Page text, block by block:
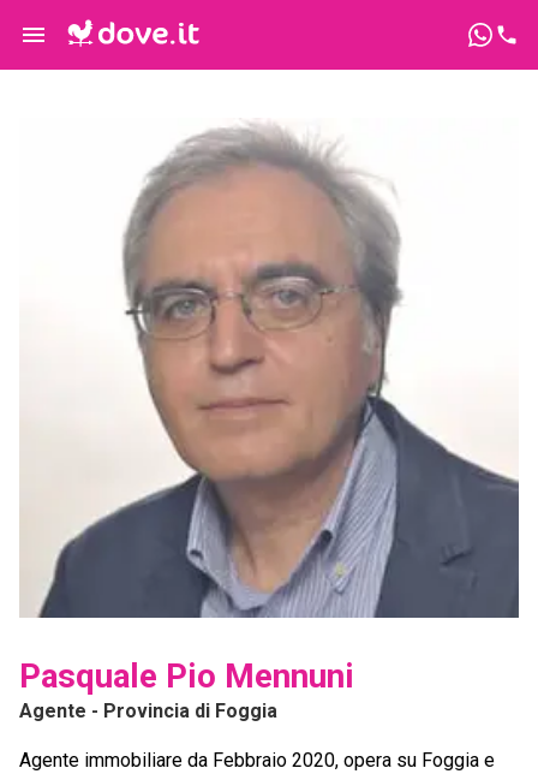
Pasquale Pio Mennuni
Agente - Provincia di Foggia
Agente immobiliare da Febbraio 2020, opera su Foggia e